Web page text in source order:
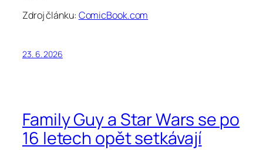
Zdroj článku: ComicBook.com
23. 6. 2026
Family Guy a Star Wars se po
16 letech opět setkávají